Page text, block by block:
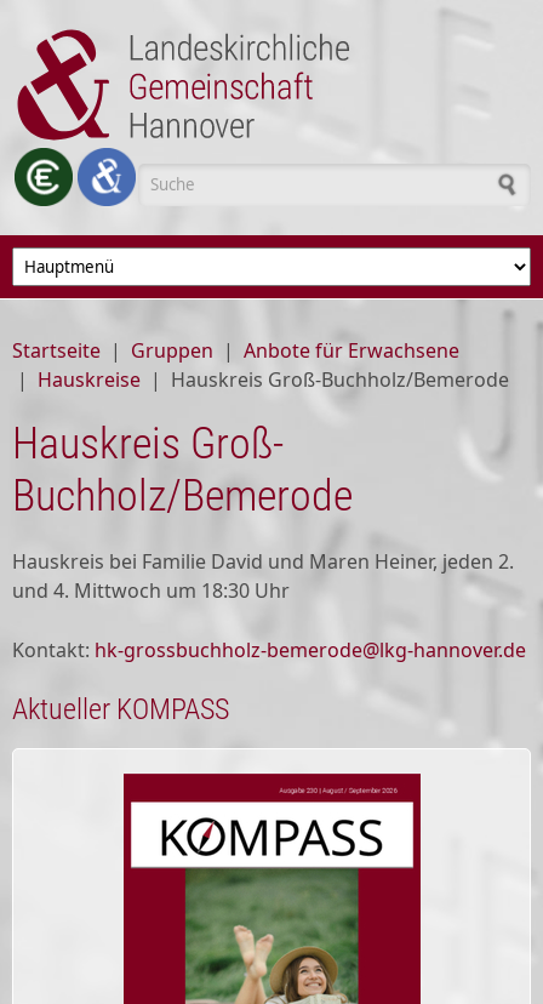
Suchformular
Startseite | Gruppen | Anbote für Erwachsene
| Hauskreise | Hauskreis Groß-Buchholz/Bemerode
Hauskreis Groß-
Buchholz/Bemerode
Hauskreis bei Familie David und Maren Heiner, jeden 2.
und 4. Mittwoch um 18:30 Uhr
Kontakt: hk-grossbuchholz-bemerode@lkg-hannover.de
Aktueller KOMPASS